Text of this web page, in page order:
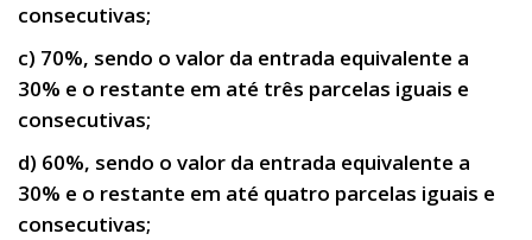
consecutivas;
c) 70%, sendo o valor da entrada equivalente a
30% e o restante em até três parcelas iguais e
consecutivas;
d) 60%, sendo o valor da entrada equivalente a
30% e o restante em até quatro parcelas iguais e
consecutivas;